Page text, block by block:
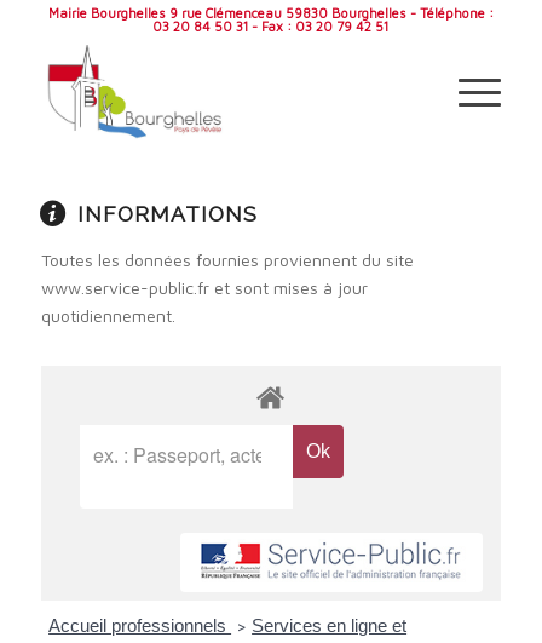
Mairie Bourghelles 9 rue Clémenceau 59830 Bourghelles - Téléphone :
03 20 84 50 31 - Fax : 03 20 79 42 51
INFORMATIONS
Toutes les données fournies proviennent du site
www.service-public.fr et sont mises à jour
quotidiennement.
Accueil professionnels > Services en ligne et